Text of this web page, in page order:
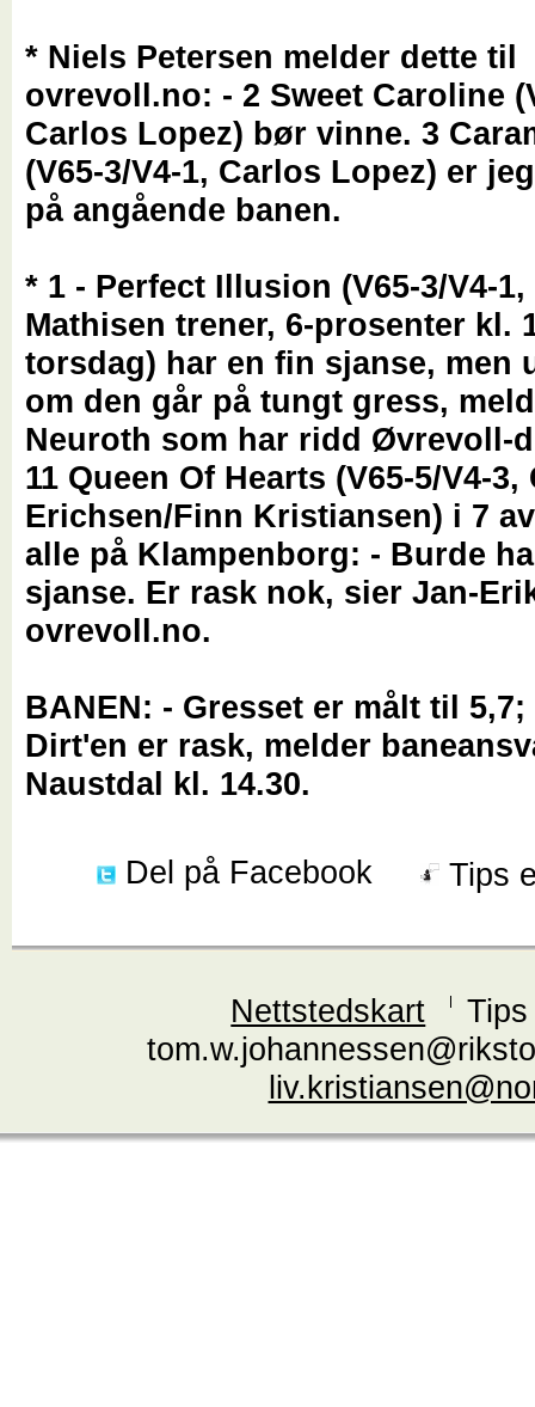
* Niels Petersen melder dette til
ovrevoll.no: - 2 Sweet Caroline
Carlos Lopez) bør vinne. 3
(V65-3/V4-1, Carlos Lopez) er
på angående banen.
* 1 - Perfect Illusion (V65-3/V4-1,
Mathisen trener, 6-prosenter kl.
torsdag) har en fin sjanse, men
om den går på tungt gress,
Neuroth som har ridd Øvrevoll-
11 Queen Of Hearts (V65-5/V4-
Erichsen/Finn Kristiansen) i 7
alle på Klampenborg: - Burde
sjanse. Er rask nok, sier Jan-
ovrevoll.no.
BANEN: - Gresset er målt til
Dirt'en er rask, melder
Naustdal kl. 14.30.
Del på Facebook Tips
Nettstedskart